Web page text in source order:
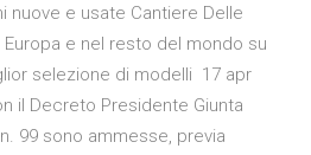
e usate Cantiere Delle
Europa e nel resto del mondo su
selezione di modelli 17 apr
il Decreto Presidente Giunta
99 sono ammesse, previa